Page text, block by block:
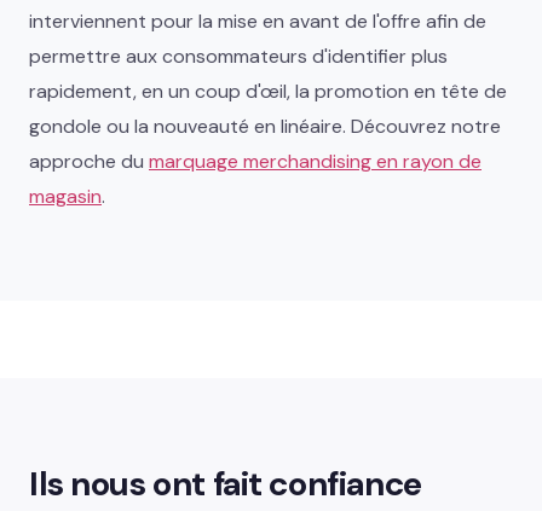
interviennent pour la mise en avant de l'offre afin de
permettre aux consommateurs d'identifier plus
rapidement, en un coup d'œil, la promotion en tête de
gondole ou la nouveauté en linéaire. Découvrez notre
approche du marquage merchandising en rayon de
magasin.
Ils nous ont fait confiance